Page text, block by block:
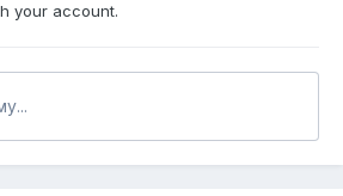
your account.